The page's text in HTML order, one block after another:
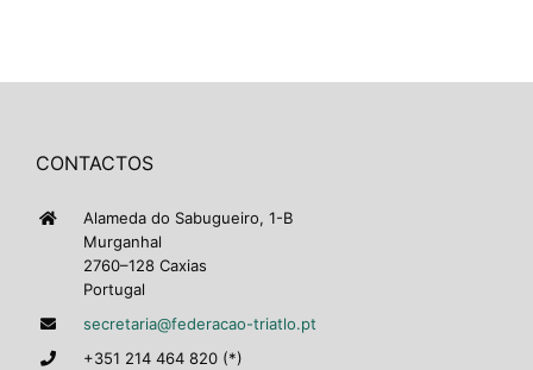
CONTACTOS
Alameda do Sabugueiro, 1-B
Murganhal
2760–128 Caxias
Portugal
secretaria@federacao-triatlo.pt
+351 214 464 820 (*)